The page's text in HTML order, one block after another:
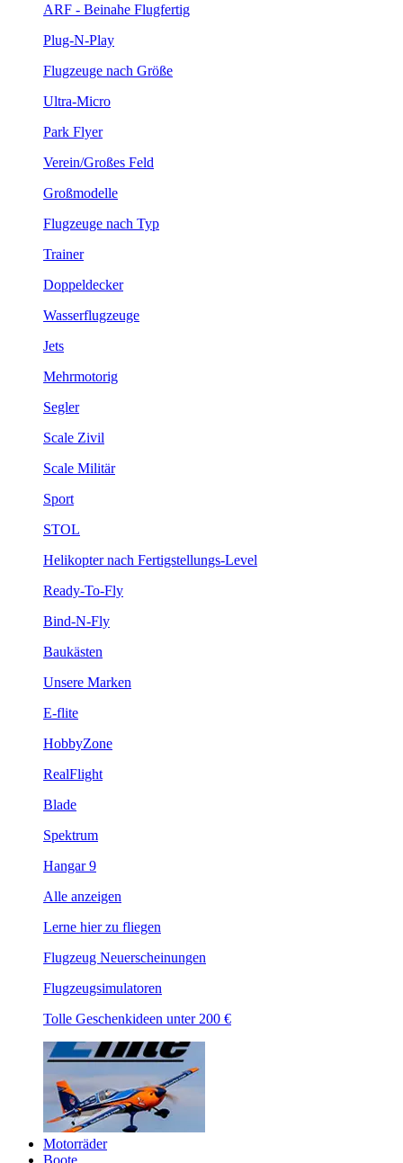
ARF - Beinahe Flugfertig
Plug-N-Play
Flugzeuge nach Größe
Ultra-Micro
Park Flyer
Verein/Großes Feld
Großmodelle
Flugzeuge nach Typ
Trainer
Doppeldecker
Wasserflugzeuge
Jets
Mehrmotorig
Segler
Scale Zivil
Scale Militär
Sport
STOL
Helikopter nach Fertigstellungs-Level
Ready-To-Fly
Bind-N-Fly
Baukästen
Unsere Marken
E-flite
HobbyZone
RealFlight
Blade
Spektrum
Hangar 9
Alle anzeigen
Lerne hier zu fliegen
Flugzeug Neuerscheinungen
Flugzeugsimulatoren
Tolle Geschenkideen unter 200 €
Motorräder
Boote